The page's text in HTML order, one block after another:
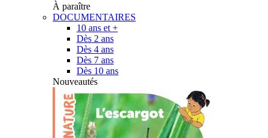
À paraître
DOCUMENTAIRES
10 ans et +
Dès 2 ans
Dès 4 ans
Dès 7 ans
Dès 10 ans
Nouveautés